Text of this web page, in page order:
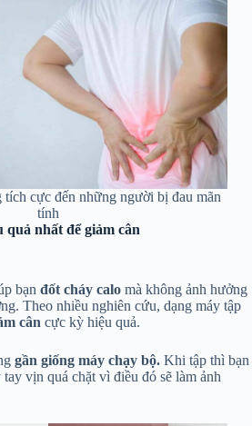
tích cực đến những người bị đau mãn
tính
quả nhất để giảm cân
bạn đốt cháy calo mà không ảnh hưởng
Theo nhiều nghiên cứu, dạng máy tập
cân cực kỳ hiệu quả.
gần giống máy chạy bộ. Khi tập thì bạn
vịn quá chặt vì điều đó sẽ làm ảnh